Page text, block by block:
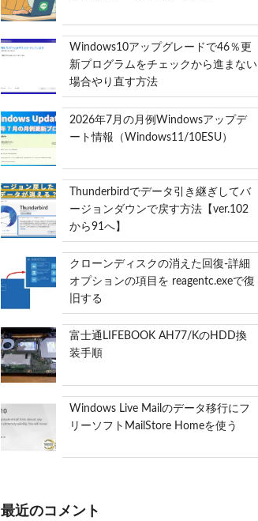
Windows10アップグレードで46％更
新プログラムをチェックから進まない
場合やり直す方法
2026年7月の月例Windowsアップデ
ート情報（Windows11/10ESU）
Thunderbirdでデータ引き継ぎしてバ
ージョンダウンで戻す方法【ver.102
から91へ】
クローンディスクの消えた回復-詳細
オプションの項目を reagentc.exeで復
旧する
富士通LIFEBOOK AH77/KのHDD換
装手順
Windows Live Mailのデータ移行にフ
リーソフトMailStore Homeを使う
最近のコメント